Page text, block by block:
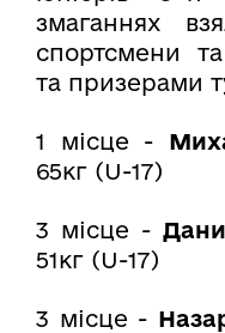
змаганнях
спортсмени
та призерами
1 місце -
65кг (U-17)
3 місце -
51кг (U-17)
3 місце -